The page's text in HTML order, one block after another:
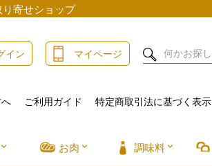
寄せショップ
イン マイページ
ご利用ガイド 特定商取引法に基づく表示
お肉 調味料